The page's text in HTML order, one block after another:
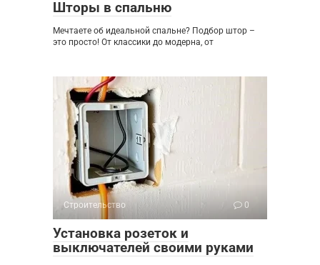
Шторы в спальню
Мечтаете об идеальной спальне? Подбор штор –
это просто! От классики до модерна, от
Строительство 0
Установка розеток и
выключателей своими руками